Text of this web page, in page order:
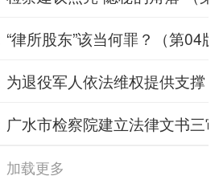
“律所股东”该当何罪？（第04
为退役军人依法维权提供支
广水市检察院建立法律文书
加载更多